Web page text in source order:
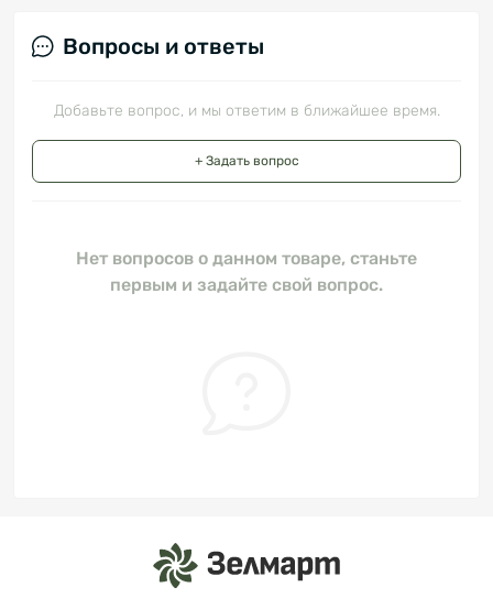
Вопросы и ответы
Добавьте вопрос, и мы ответим в ближайшее время.
+ Задать вопрос
Нет вопросов о данном товаре, станьте
первым и задайте свой вопрос.